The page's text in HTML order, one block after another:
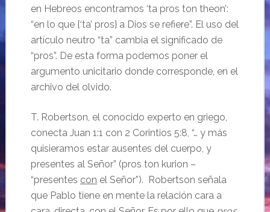
en Hebreos encontramos ‘ta pros ton theon’:
“en lo que {‘ta’ pros} a Dios se refiere”. El uso del
artículo neutro “ta” cambia el significado de
“pros”. De esta forma podemos poner el
argumento unicitario donde corresponde, en el
archivo del olvido.
T. Robertson, el conocido experto en griego,
conecta Juan 1:1 con 2 Corintios 5:8, “… y más
quisieramos estar ausentes del cuerpo, y
presentes al Señor” (pros ton kurion –
“presentes con el Señor”). Robertson señala
que Pablo tiene en mente la relación cara a